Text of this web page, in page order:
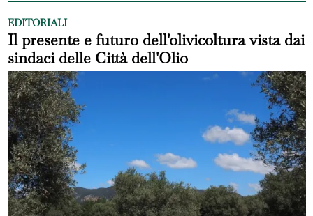
EDITORIALI
Il presente e futuro dell'olivicoltura vista dai
sindaci delle Città dell'Olio